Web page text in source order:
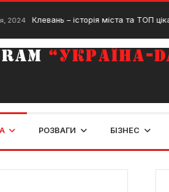
– історія міста та ТОП цікавих
РОЗВАГИ БІЗНЕС